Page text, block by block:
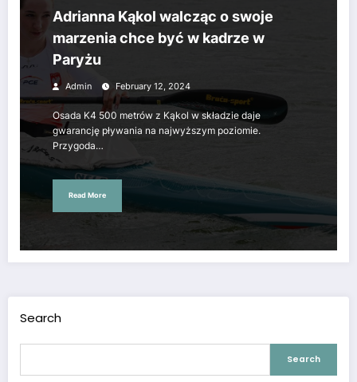
Adrianna Kąkol walcząc o swoje
marzenia chce być w kadrze w
Paryżu
Admin February 12, 2024
Osada K4 500 metrów z Kąkol w składzie daje
gwarancję pływania na najwyższym poziomie.
Przygoda…
Read More
Search
Search